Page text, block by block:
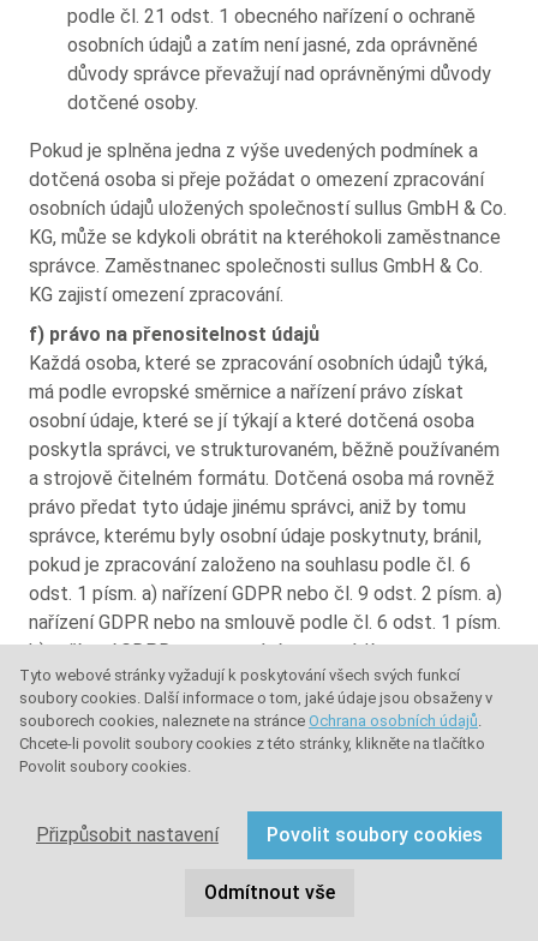
Tyto webové stránky vyžadují k poskytování všech svých funkcí
soubory cookies. Další informace o tom, jaké údaje jsou obsaženy v
souborech cookies, naleznete na stránce Ochrana osobních údajů.
Chcete-li povolit soubory cookies z této stránky, klikněte na tlačítko
Povolit soubory cookies.
Přizpůsobit nastavení Povolit soubory cookies
Odmítnout vše
podle čl. 21 odst. 1 obecného nařízení o ochraně
osobních údajů a zatím není jasné, zda oprávněné
důvody správce převažují nad oprávněnými důvody
dotčené osoby.
Pokud je splněna jedna z výše uvedených podmínek a
dotčená osoba si přeje požádat o omezení zpracování
osobních údajů uložených společností sullus GmbH & Co.
KG, může se kdykoli obrátit na kteréhokoli zaměstnance
správce. Zaměstnanec společnosti sullus GmbH & Co.
KG zajistí omezení zpracování.
f) právo na přenositelnost údajů
Každá osoba, které se zpracování osobních údajů týká,
má podle evropské směrnice a nařízení právo získat
osobní údaje, které se jí týkají a které dotčená osoba
poskytla správci, ve strukturovaném, běžně používaném
a strojově čitelném formátu. Dotčená osoba má rovněž
právo předat tyto údaje jinému správci, aniž by tomu
správce, kterému byly osobní údaje poskytnuty, bránil,
pokud je zpracování založeno na souhlasu podle čl. 6
odst. 1 písm. a) nařízení GDPR nebo čl. 9 odst. 2 písm. a)
nařízení GDPR nebo na smlouvě podle čl. 6 odst. 1 písm.
b) nařízení GDPR a zpracování se provádí
automatizovaně, ledaže je zpracování nezbytné pro
splnění úkolu prováděného ve veřejném zájmu nebo při
výkonu veřejné moci, kterým je správce pověřen.
Kromě toho má dotčená osoba při výkonu svého práva na
přenositelnost údajů podle čl.20 odst.1 GDPR právo na
to, aby osobní údaje byly předány přímo od jednoho
správce jinému správci, pokud je to technicky
proveditelné a pokud tím nejsou nepříznivě dotčena